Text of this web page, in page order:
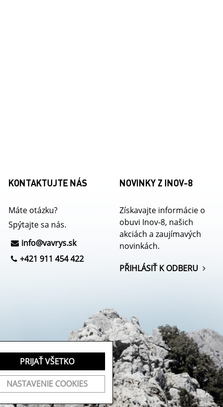
PRIJAŤ VŠETKO
NASTAVENIE COOKIES
KONTAKTUJTE NÁS
Máte otázku?
Spýtajte sa nás.
info@vavrys.sk
+421 911 454 422
NOVINKY Z INOV-8
Získavajte informácie o
obuvi Inov-8, našich
akciách a zaujímavých
novinkách.
PŘIHLÁSIŤ K ODBERU